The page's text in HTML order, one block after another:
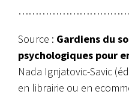
Source : Gardiens du
psychologiques pour
Nada Ignjatovic-Savic
en librairie ou en